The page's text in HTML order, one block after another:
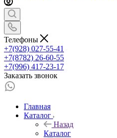
Телефоны
+7(928) 027-55-41
+7(8782) 26-60-55
+7(996) 417-23-17
Заказать звонок
Главная
Каталог
Назад
Каталог